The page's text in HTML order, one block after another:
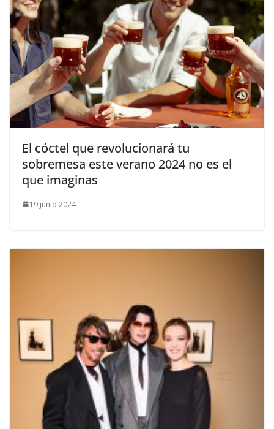
​El cóctel que revolucionará tu
sobremesa este verano 2024 no es el
que imaginas
19 junio 2024